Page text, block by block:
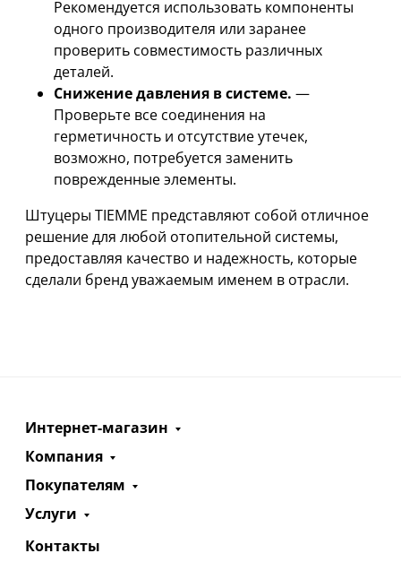
Рекомендуется использовать компоненты
одного производителя или заранее
проверить совместимость различных
деталей.
Снижение давления в системе. —
Проверьте все соединения на
герметичность и отсутствие утечек,
возможно, потребуется заменить
поврежденные элементы.
Штуцеры TIEMME представляют собой отличное
решение для любой отопительной системы,
предоставляя качество и надежность, которые
сделали бренд уважаемым именем в отрасли.
Интернет-магазин
Компания
Покупателям
Услуги
Контакты